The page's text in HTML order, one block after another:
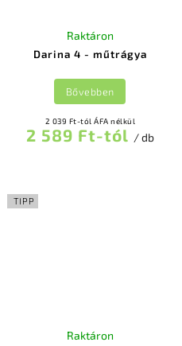
Darina 4 - műtrágya
Raktáron
2 039 Ft-tól ÁFA nélkül
2 589 Ft-tól / db
Bővebben
TIPP
Raktáron